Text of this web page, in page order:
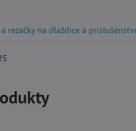
a rezačky na dlaždice a